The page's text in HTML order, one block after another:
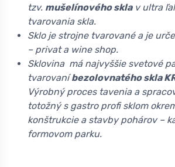
tzv. mušelínového sklav ultra
tvarovania skla.
Sklo je strojne tvarované a je
– privat a wine shop.
Sklovina má najvyššie svetové
tvarovaníbezolovnatého skla
Výrobný proces tavenia a
totožný s gastro profi sklom
konštrukcie a stavby pohárov –
formovom parku.